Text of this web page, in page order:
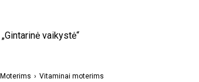
„Gintarinė vaikystė“
Moterims Vitaminai moterims